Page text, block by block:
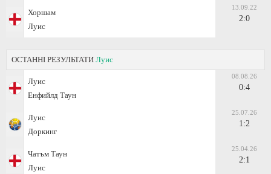
Хоршам
Луис
13.09.22
2:0
ОСТАННІ РЕЗУЛЬТАТИ Луис
Луис
Енфийлд Таун
08.08.26
0:4
Луис
Доркинг
25.07.26
1:2
Чатъм Таун
Луис
25.04.26
2:1